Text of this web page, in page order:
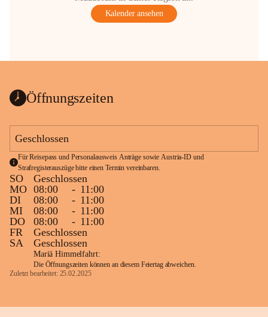
Kalender ansehen
Öffnungszeiten
Geschlossen
Für Reisepass und Personalausweis Anträge sowie Austria-ID und
Strafregisterauszüge bitte einen Termin vereinbaren.
SO
Geschlossen
MO 08:00 - 11:00
DI
08:00 - 11:00
MI
08:00 - 11:00
DO
08:00 - 11:00
FR
Geschlossen
SA
Geschlossen
Mariä Himmelfahrt:
Die Öffnungszeiten können an diesem Feiertag abweichen.
Zuletzt bearbeitet: 25.02.2025